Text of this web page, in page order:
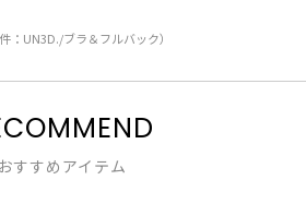
件：UN3D./ブラ＆フルバック）
おすすめアイテム